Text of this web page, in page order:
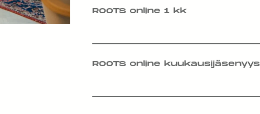
ROOTS online 1 kk
ROOTS online kuukausijäsenyys